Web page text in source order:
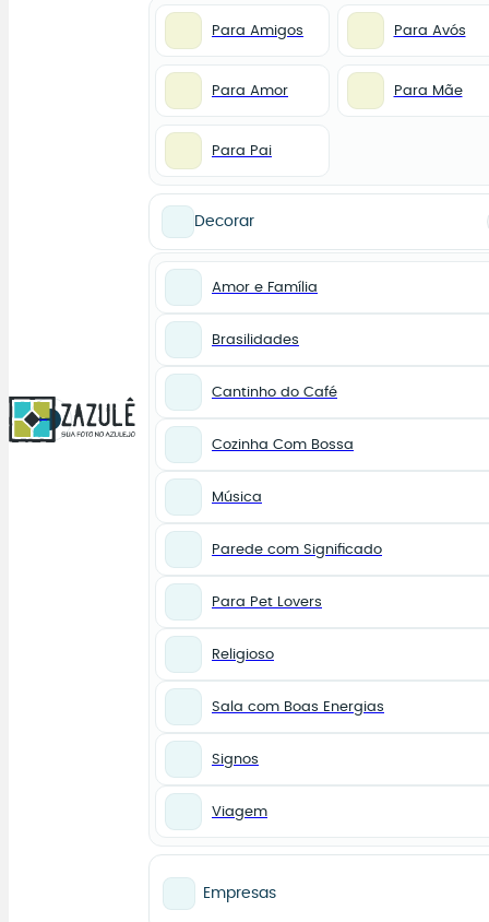
0
Para Amigos Para Avós
Para Amor Para Mãe
Para Pai
Decorar
Amor e Família
Brasilidades
Cantinho do Café
Cozinha Com Bossa
Música
Parede com Significado
Para Pet Lovers
Religioso
Sala com Boas Energias
Signos
Viagem
Empresas